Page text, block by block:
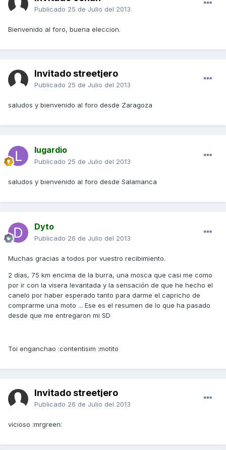
Publicado 25 de Julio del 2013
Bienvenido al foro, buena eleccion.
Invitado streetjero
Publicado 25 de Julio del 2013
saludos y bienvenido al foro desde Zaragoza
lugardio
Publicado 25 de Julio del 2013
saludos y bienvenido al foro desde Salamanca
Dyto
Publicado 26 de Julio del 2013
Muchas gracias a todos por vuestro recibimiento.
2 días, 75 km encima de la burra, una mosca que casi me como
por ir con la visera levantada y la sensación de que he hecho el
canelo por haber esperado tanto para darme el capricho de
comprarme una moto ... Ese es el resumen de lo que ha pasado
desde que me entregaron mi SD
Toi enganchao :contentisim :motito
Invitado streetjero
Publicado 26 de Julio del 2013
vicioso :mrgreen: